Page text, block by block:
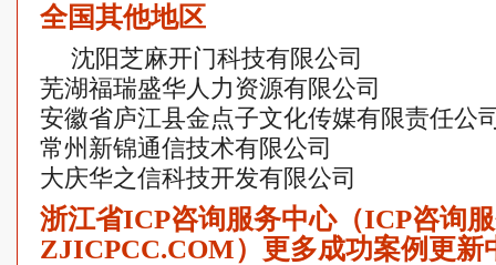
全国其他地区
沈阳芝麻开门科技有限公司
芜湖福瑞盛华人力资源有限公司
安徽省庐江县金点子文化传媒有限责任公
常州新锦通信技术有限公司
大庆华之信科技开发有限公司
浙江省ICP咨询服务中心（ICP咨询
ZJICPCC.COM）更多成功案例更